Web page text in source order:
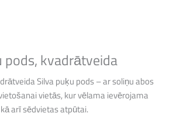
pods, kvadrātveida
Silva puķu pods – ar soliņu abos
vietās, kur vēlama ievērojama
arī sēdvietas atpūtai.